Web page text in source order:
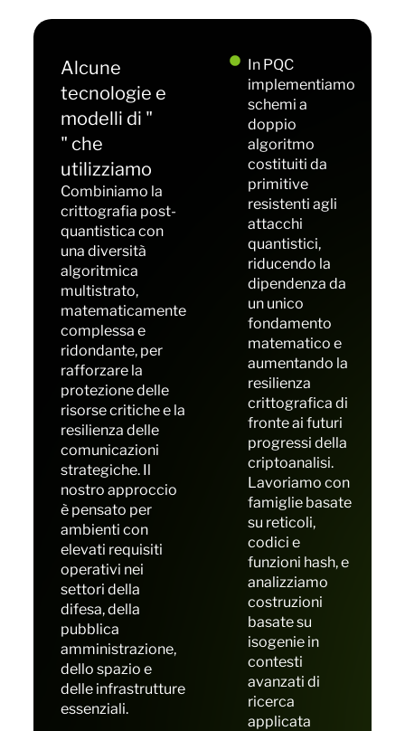
Alcune
tecnologie e
modelli di "
" che
utilizziamo
Combiniamo la
crittografia post-
quantistica con
una diversità
algoritmica
multistrato,
matematicamente
complessa e
ridondante, per
rafforzare la
protezione delle
risorse critiche e la
resilienza delle
comunicazioni
strategiche. Il
nostro approccio
è pensato per
ambienti con
elevati requisiti
operativi nei
settori della
difesa, della
pubblica
amministrazione,
dello spazio e
delle infrastrutture
essenziali.
In PQC
implementiamo
schemi a
doppio
algoritmo
costituiti da
primitive
resistenti agli
attacchi
quantistici,
riducendo la
dipendenza da
un unico
fondamento
matematico e
aumentando la
resilienza
crittografica di
fronte ai futuri
progressi della
criptoanalisi.
Lavoriamo con
famiglie basate
su reticoli,
codici e
funzioni hash, e
analizziamo
costruzioni
basate su
isogenie in
contesti
avanzati di
ricerca
applicata